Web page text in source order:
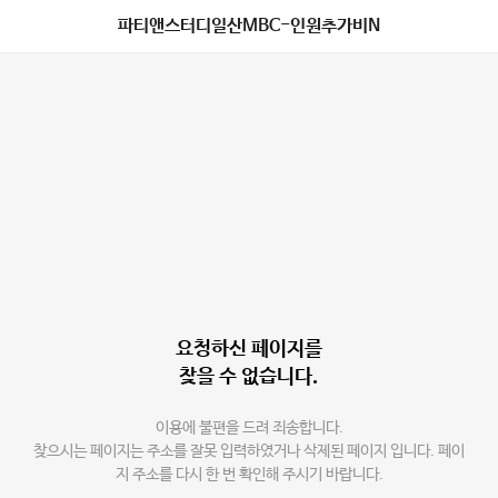
파티앤스터디일산MBC-인원추가비N
요청하신 페이지를
찾을 수 없습니다.
이용에 불편을 드려 죄송합니다.
찾으시는 페이지는 주소를 잘못 입력하였거나 삭제된 페이지 입니다. 페이
지 주소를 다시 한 번 확인해 주시기 바랍니다.